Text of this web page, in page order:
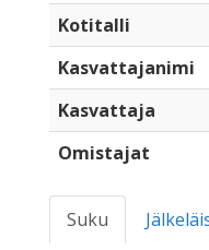
Kotitalli
Kasvattajanimi
Kasvattaja
Omistajat
Suku